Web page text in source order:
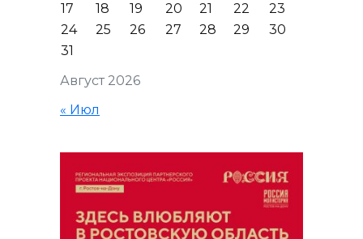
Август 2026
17
18 19 20 21 22
23
24
25 26 27 28 29
30
31
« Июл